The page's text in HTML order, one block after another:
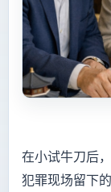
在小试牛刀后
犯罪现场留下